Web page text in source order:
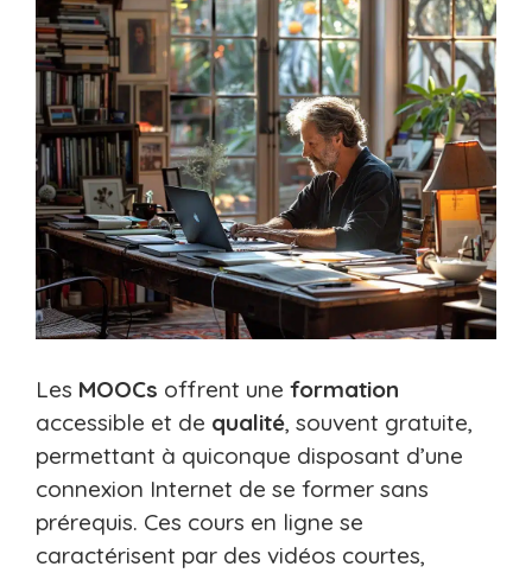
Les MOOCs offrent une formation
accessible et de qualité, souvent gratuite,
permettant à quiconque disposant d’une
connexion Internet de se former sans
prérequis. Ces cours en ligne se
caractérisent par des vidéos courtes,